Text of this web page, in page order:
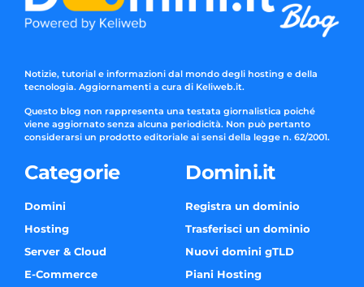
Notizie, tutorial e informazioni dal mondo degli hosting e della
tecnologia. Aggiornamenti a cura di Keliweb.it.
Questo blog non rappresenta una testata giornalistica poiché
viene aggiornato senza alcuna periodicità. Non può pertanto
considerarsi un prodotto editoriale ai sensi della legge n. 62/2001.
Categorie
Domini
Hosting
Server & Cloud
E-Commerce
Domini.it
Registra un dominio
Trasferisci un dominio
Nuovi domini gTLD
Piani Hosting